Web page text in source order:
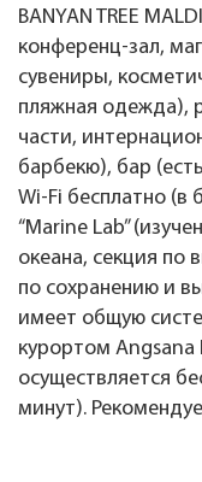
BANYAN TREE
конференц-зал,
сувениры,
пляжная одежда),
части,
барбекю), бар
Wi-Fi бесплатно (в
“Marine Lab”
океана, секция по
по сохранению и
имеет общую
курортом
осуществляется
минут).